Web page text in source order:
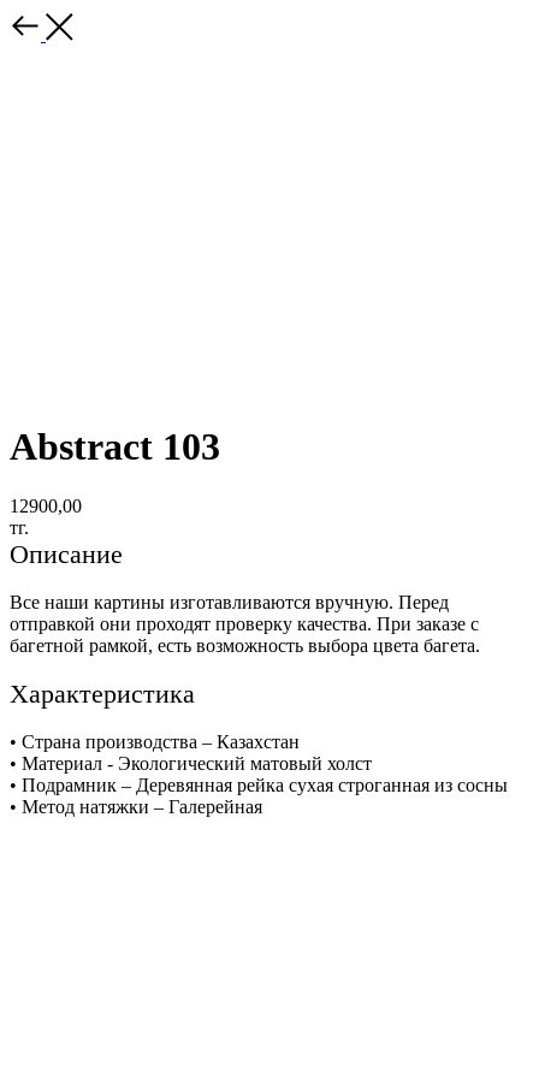
Abstract 103
12900,00
тг.
Описание
Все наши картины изготавливаются вручную. Перед
отправкой они проходят проверку качества. При заказе с
багетной рамкой, есть возможность выбора цвета багета.
Характеристика
• Страна производства – Казахстан
• Материал - Экологический матовый холст
• Подрамник – Деревянная рейка сухая строганная из сосны
• Метод натяжки – Галерейная